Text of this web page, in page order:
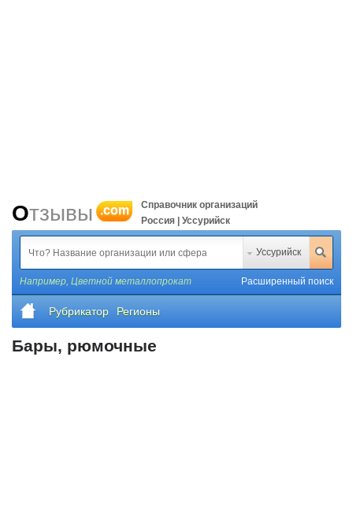
Отзывы .com
Справочник организаций
Россия | Уссурийск
Уссурийск
Например, Цветной металлопрокат Расширенный поиск
Рубрикатор Регионы
Бары, рюмочные